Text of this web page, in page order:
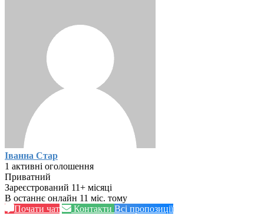
Іванна Стар
1 активні оголошення
Приватний
Зареєстрований 11+ місяці
В останнє онлайн 11 міс. тому
Почати чат
Контакти Всі пропозиції